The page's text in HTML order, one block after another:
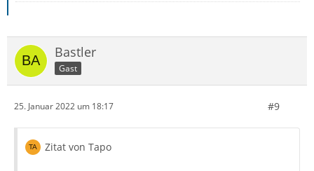
Bastler
Gast
25. Januar 2022 um 18:17 #9
Zitat von Tapo